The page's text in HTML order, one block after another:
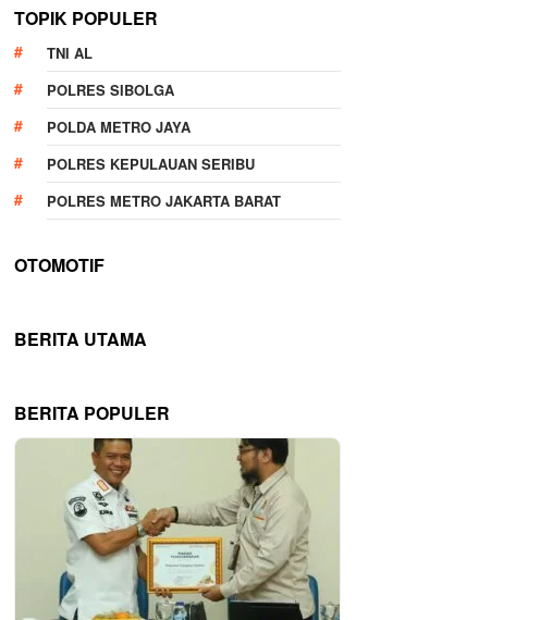
TOPIK POPULER
TNI AL
POLRES SIBOLGA
POLDA METRO JAYA
POLRES KEPULAUAN SERIBU
POLRES METRO JAKARTA BARAT
OTOMOTIF
BERITA UTAMA
BERITA POPULER